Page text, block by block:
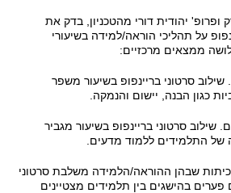
יהודית דורי מהטכניון, בדק את
על תהליכי הוראה/למידה בשיעורי
ממצאים מרכזיים:
סרטוני בריינפופ בשיעור משפר
כגון הבנה, יישום והנמקה.
שילוב סרטוני בריינפופ בשיעור מגביר
התלמידים ללמוד מדעים.
שבהן ההוראה/הלמידה משלבת סרטוני
פערים בהישגים בין תלמידים מצטיינים